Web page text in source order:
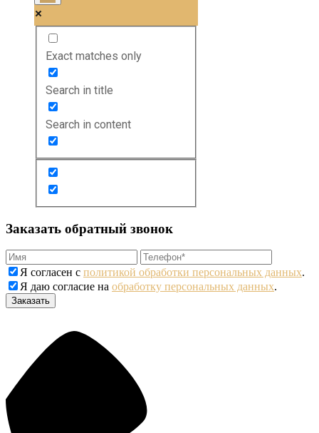
Exact matches only
Search in title
Search in content
Заказать обратный звонок
Я согласен с политикой обработки персональных данных.
Я даю согласие на обработку персональных данных.
Заказать